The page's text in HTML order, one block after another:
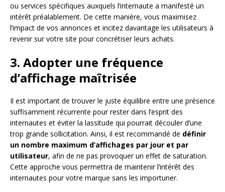
ou services spécifiques auxquels l’internaute a manifesté un
intérêt préalablement. De cette manière, vous maximisez
l’impact de vos annonces et incitez davantage les utilisateurs à
revenir sur votre site pour concrétiser leurs achats.
3. Adopter une fréquence
d’affichage maîtrisée
Il est important de trouver le juste équilibre entre une présence
suffisamment récurrente pour rester dans l’esprit des
internautes et éviter la lassitude qui pourrait découler d’une
trop grande sollicitation. Ainsi, il est recommandé de définir
un nombre maximum d’affichages par jour et par
utilisateur, afin de ne pas provoquer un effet de saturation.
Cette approche vous permettra de maintenir l’intérêt des
internautes pour votre marque sans les importuner.